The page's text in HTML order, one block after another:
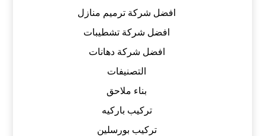
افضل شركة ترميم منازل
افضل شركة تشطيبات
افضل شركة دهانات
التصنيفات
بناء ملاحق
تركيب باركيه
تركيب بورسلين